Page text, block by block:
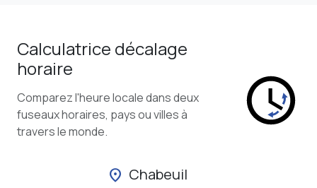
Calculatrice décalage
horaire
Comparez l'heure locale dans deux
fuseaux horaires, pays ou villes à
travers le monde.
location_on Chabeuil